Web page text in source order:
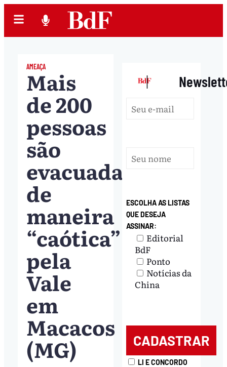
AMEAÇA
Mais
de 200
pessoas
são
evacuadas
de
maneira
“caótica”
pela
Vale
em
Macacos
(MG)
|
ESCOLHA AS LISTAS
QUE DESEJA
ASSINAR:
Editorial
BdF
Ponto
Notícias da
China
LI E CONCORDO